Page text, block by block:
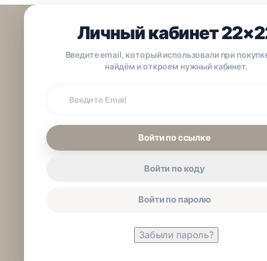
Личный кабинет
Введите email, который использовали при
найдём и откроем нужный кабинет.
покупки
Войти по ссылке
Войти по коду
Войти по паролю
Забыли пароль?